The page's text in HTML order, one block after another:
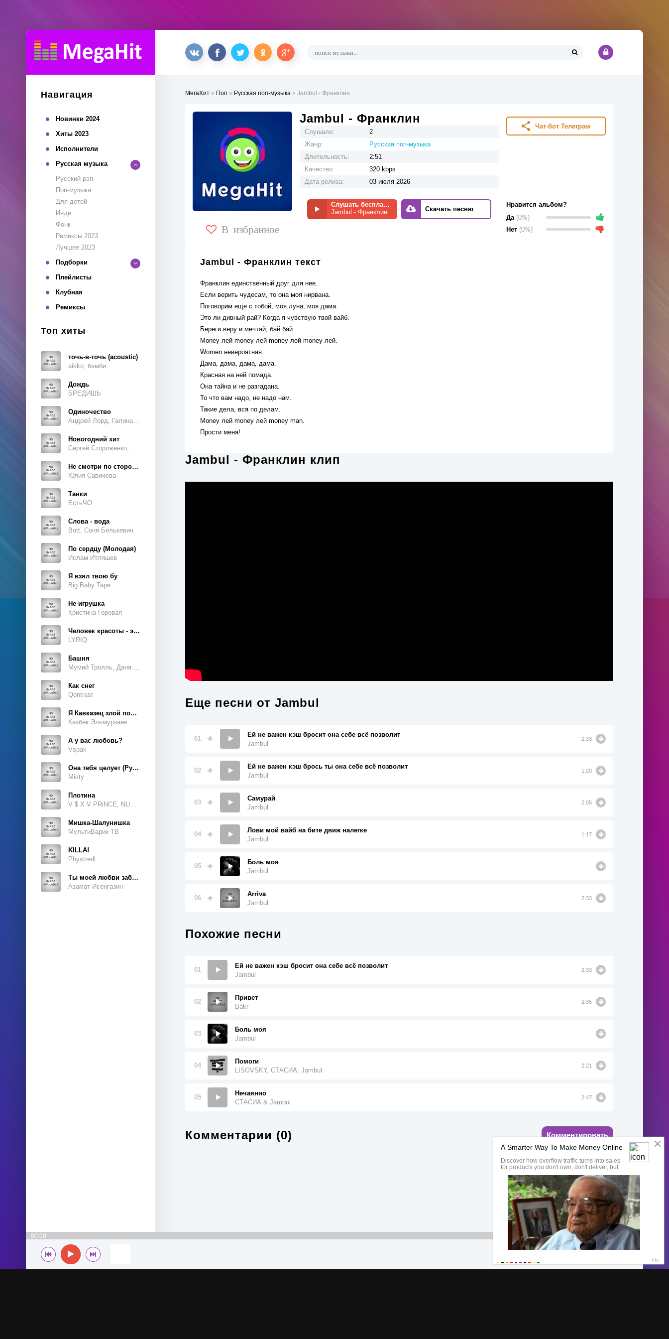
Навигация
Новинки 2024
Хиты 2023
Исполнители
Русская музыка
Русский рэп
Поп-музыка
Для детей
Инди
Фонк
Ремиксы 2023
Лучшее 2023
Подборки
Плейлисты
Клубная
Ремиксы
Топ хиты
точь-в-точь (acoustic)
aikko, бэмби
Дождь
БРЕДИШЬ
Одиночество
Новогодний хит
Не смотри по сторонам
Юлия Савичева
Танки
ЕстьЧО
Слова - вода
Bott, Соня Белькевич
По сердцу (Молодая)
Ислам Итляшев
Я взял твою бу
Big Baby Tape
Не игрушка
Кристина Горовая
Человек красоты - это ты, это ты, это ты
LYRIQ
Башня
Как снег
Qontrast
Я Кавказец злой породы
Казбек Эльмурзаев
А у вас любовь?
Vspak
Она тебя целует (Руки Вверх Cover)
Misty
Плотина
Мишка-Шалунишка
МультиВарик ТВ
KILLA!
Phystredl
Ты моей любви забытая тайна
Азамат Исенгазин
МегаХит » Поп » Русская поп-музыка » Jambul - Франклин
В избранное
Jambul - Франклин
Слушали:
2
Жанр:
Русская поп-музыка
Длительность:
2:51
Качество:
320 kbps
Дата релиза:
03 июля 2026
Слушать бесплатно
Jambul - Франклин
Скачать песню
Чат-бот Телеграм
Нравится альбом?
Да (0%)
Нет (0%)
Jambul - Франклин текст
Франклин единственный друг для нее.
Если верить чудесам, то она моя нирвана.
Поговорим еще с тобой, моя луна, моя дама.
Это ли дивный рай? Когда я чувствую твой вайб.
Береги веру и мечтай, бай бай.
Money лей money лей money лей money лей.
Women невероятная.
Дама, дама, дама, дама.
Красная на ней помада.
Она тайна и не разгадана.
То что вам надо, не надо нам.
Такие дела, вся по делам.
Money лей money лей money man.
Прости меня!
Jambul - Франклин клип
Еще песни от Jambul
01
Ей не важен кэш бросит она себе всё позволит
Jambul
2:33
02
Ей не важен кэш брось ты она себе всё позволит
Jambul
1:20
03
Самурай
Jambul
2:05
04
Лови мой вайб на бите движ налегке
Jambul
1:17
05
Боль моя
Jambul
06
Arriva
Jambul
2:33
Похожие песни
01
Ей не важен кэш бросит она себе всё позволит
Jambul
2:33
02
Привет
Bakr
2:35
03
Боль моя
Jambul
04
Помоги
LISOVSKY, СТАСИА, Jambul
2:21
05
Нечаянно
СТАСИА & Jambul
2:47
Комментарии (0) Комментировать
00:00 00:00